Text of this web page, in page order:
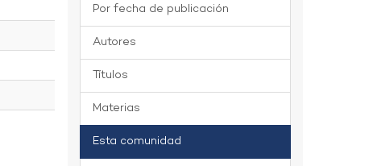
Por fecha de publicación
Autores
Títulos
Materias
Esta comunidad